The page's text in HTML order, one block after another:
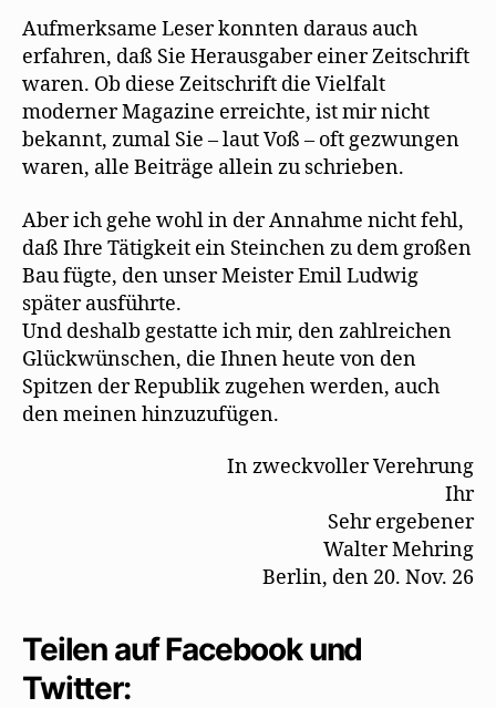
Aufmerksame Leser konnten daraus auch
erfahren, daß Sie Herausgaber einer Zeitschrift
waren. Ob diese Zeitschrift die Vielfalt
moderner Magazine erreichte, ist mir nicht
bekannt, zumal Sie – laut Voß – oft gezwungen
waren, alle Beiträge allein zu schrieben.
Aber ich gehe wohl in der Annahme nicht fehl,
daß Ihre Tätigkeit ein Steinchen zu dem großen
Bau fügte, den unser Meister Emil Ludwig
später ausführte.
Und deshalb gestatte ich mir, den zahlreichen
Glückwünschen, die Ihnen heute von den
Spitzen der Republik zugehen werden, auch
den meinen hinzuzufügen.
In zweckvoller Verehrung
Ihr
Sehr ergebener
Walter Mehring
Berlin, den 20. Nov. 26
Teilen auf Facebook und
Twitter: